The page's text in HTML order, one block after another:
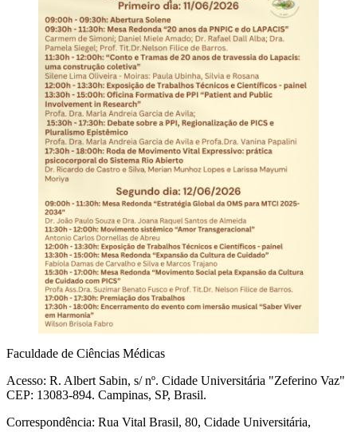
Faculdade de Ciências Médicas
Acesso: R. Albert Sabin, s/ nº. Cidade Universitária "Zeferino Vaz"
CEP: 13083-894. Campinas, SP, Brasil.
Correspondência: Rua Vital Brasil, 80, Cidade Universitária,